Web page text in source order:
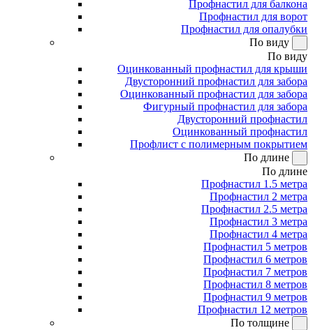
Профнастил для балкона
Профнастил для ворот
Профнастил для опалубки
По виду
По виду
Оцинкованный профнастил для крыши
Двусторонний профнастил для забора
Оцинкованный профнастил для забора
Фигурный профнастил для забора
Двусторонний профнастил
Оцинкованный профнастил
Профлист с полимерным покрытием
По длине
По длине
Профнастил 1.5 метра
Профнастил 2 метра
Профнастил 2.5 метра
Профнастил 3 метра
Профнастил 4 метра
Профнастил 5 метров
Профнастил 6 метров
Профнастил 7 метров
Профнастил 8 метров
Профнастил 9 метров
Профнастил 12 метров
По толщине